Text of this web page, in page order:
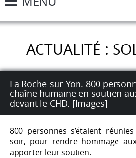
ACTUALITÉ :
La Roche-sur-Yon. 800
chaîne humaine en soutien
devant le CHD. [Images]
800 personnes s’étaient
soir, pour rendre hommage
apporter leur soutien.